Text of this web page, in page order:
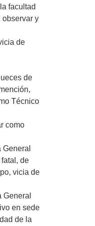
facultad
observar y
de
de
Técnico
como
de
vicia de
en sede
de la